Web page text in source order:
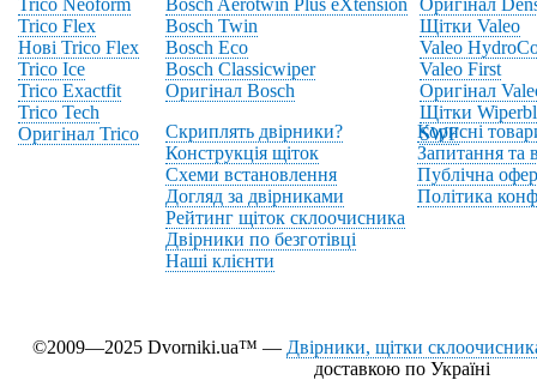
Trico Neoform
Trico Flex
Нові Trico Flex
Trico Ice
Trico Exactfit
Trico Tech
Оригінал Trico
Bosch Aerotwin Plus eXtension
Bosch Twin
Bosch Eco
Bosch Classicwiper
Оригінал Bosch
Оригінал
Щітки Valeo
Valeo
Valeo First
Оригінал
Щітки
SWF
Скриплять двірники?
Конструкція щіток
Схеми встановлення
Догляд за двірниками
Рейтинг щіток склоочисника
Двірники по безготівці
Наші клієнти
Корисні
Запитання та
Публічна
Політика
©2009—2025 Dvorniki.ua™ — Двірники, щітки
доставкою по Україні